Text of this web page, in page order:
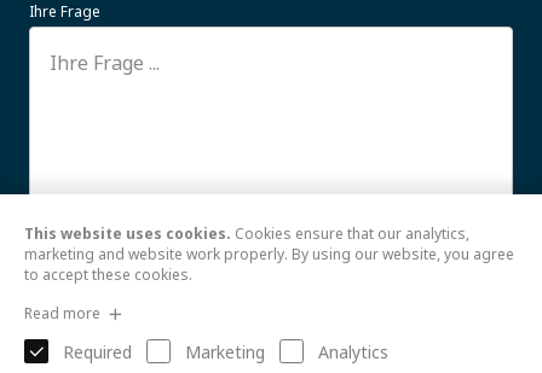
Ihre Frage
Ich stimme der Verwendung meiner hierWeiterlesen
This website uses cookies. Cookies ensure that our analytics,
marketing and website work properly. By using our website, you agree
to accept these cookies.
Read more
Required Marketing Analytics